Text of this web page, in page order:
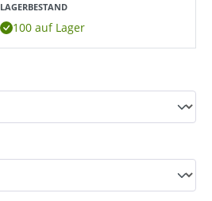
LAGERBESTAND
100 auf Lager